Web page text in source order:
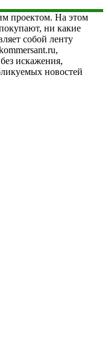
проектом. На этом
ни какие
собой ленту
искажения,
новостей